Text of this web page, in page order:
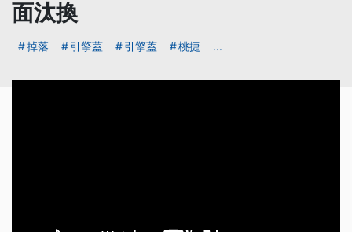
面汰換
掉落 引擎蓋 引擎蓋 桃捷 ...